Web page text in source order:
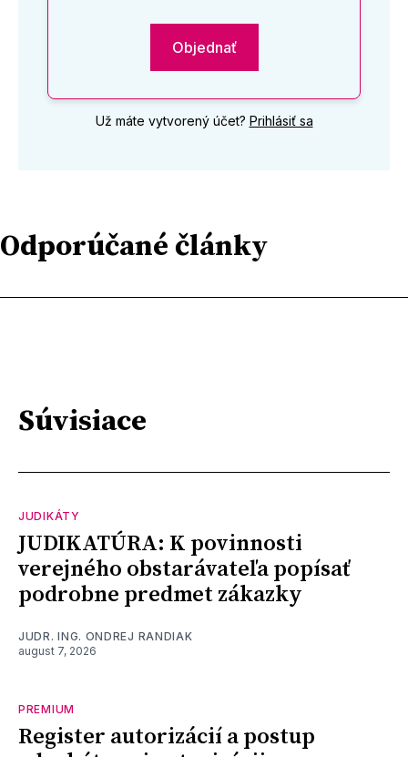
Objednať
Už máte vytvorený účet? Prihlásiť sa
Odporúčané články
Súvisiace
JUDIKÁTY
JUDIKATÚRA: K povinnosti
verejného obstarávateľa popísať
podrobne predmet zákazky
JUDR. ING. ONDREJ RANDIAK
august 7, 2026
PREMIUM
Register autorizácií a postup